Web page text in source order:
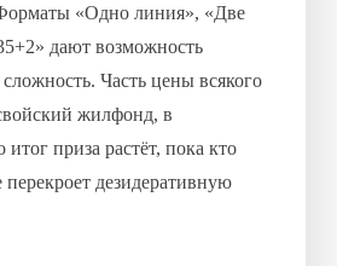
«Одно линия», «Две
дают возможность
Часть цены всякого
жилфонд, в
итог приза растёт, пока кто
перекроет дезидеративную